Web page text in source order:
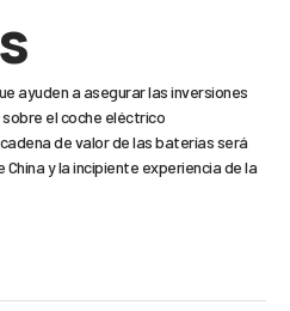
ayuden a asegurar las inversiones
el coche eléctrico
de valor de las baterías será
y la incipiente experiencia de la